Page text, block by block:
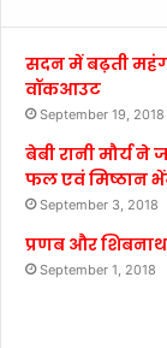
सदन में बढ़ती
वॉकआउट
September 19, 2018
बेबी रानी मौर्य
फल एवं मिष्ठान
September 3, 2018
प्रणब और
September 1, 2018